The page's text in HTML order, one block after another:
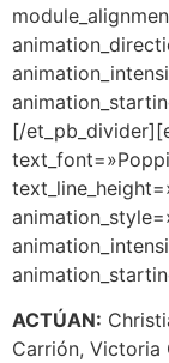
[/
ACTÚAN:
Carrión, Victoria